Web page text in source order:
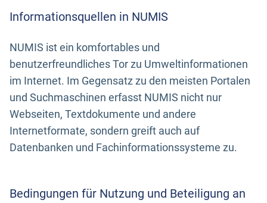
Informationsquellen in NUMIS
NUMIS ist ein komfortables und
benutzerfreundliches Tor zu Umweltinformationen
im Internet. Im Gegensatz zu den meisten Portalen
und Suchmaschinen erfasst NUMIS nicht nur
Webseiten, Textdokumente und andere
Internetformate, sondern greift auch auf
Datenbanken und Fachinformationssysteme zu.
Bedingungen für Nutzung und Beteiligung an